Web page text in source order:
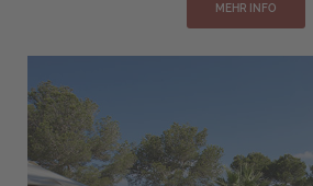
MEHR INFO